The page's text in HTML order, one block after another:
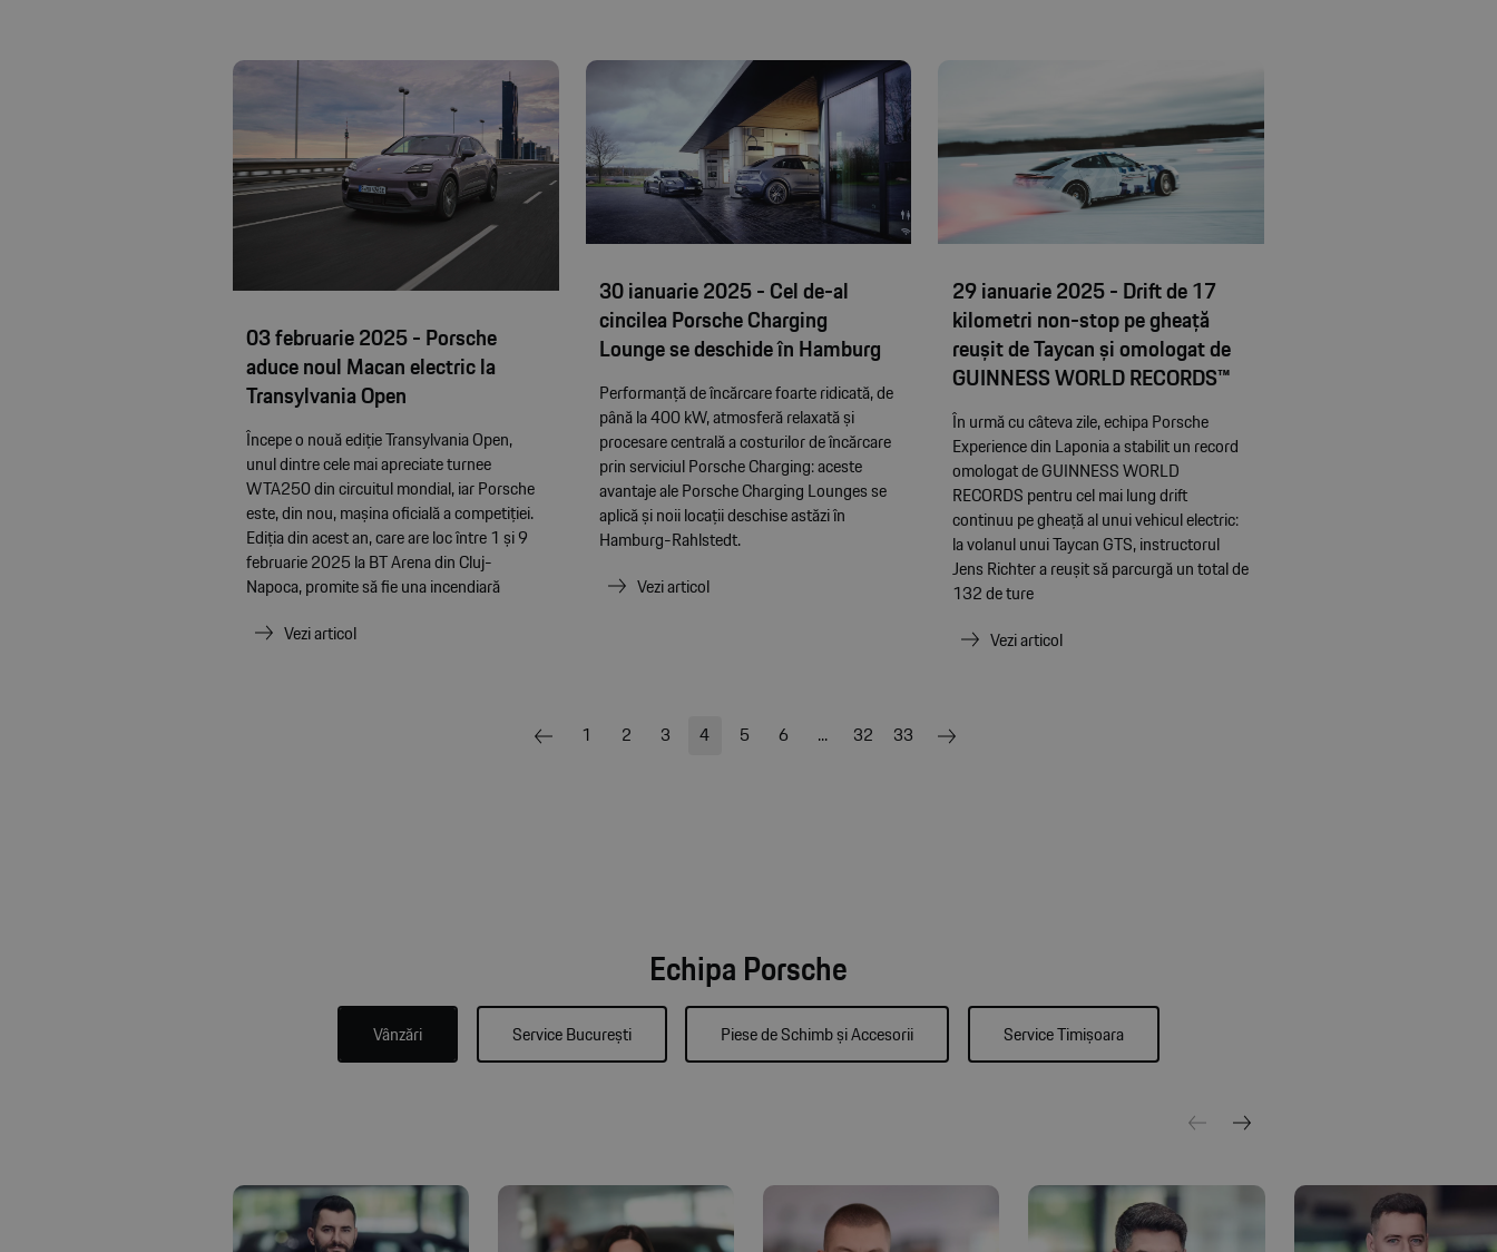
03 februarie 2025 - Porsche
aduce noul Macan electric la
Transylvania Open
Începe o nouă ediție Transylvania Open,
unul dintre cele mai apreciate turnee
WTA250 din circuitul mondial, iar Porsche
este, din nou, mașina oficială a competiției.
Ediția din acest an, care are loc între 1 și 9
februarie 2025 la BT Arena din Cluj-
Napoca, promite să fie una incendiară
Vezi articol
30 ianuarie 2025 - Cel de-al
cincilea Porsche Charging
Lounge se deschide în Hamburg
Performanță de încărcare foarte ridicată, de
până la 400 kW, atmosferă relaxată și
procesare centrală a costurilor de încărcare
prin serviciul Porsche Charging: aceste
avantaje ale Porsche Charging Lounges se
aplică și noii locații deschise astăzi în
Hamburg-Rahlstedt.
Vezi articol
29 ianuarie 2025 - Drift de 17
kilometri non-stop pe gheață
reușit de Taycan și omologat de
GUINNESS WORLD RECORDS™
În urmă cu câteva zile, echipa Porsche
Experience din Laponia a stabilit un record
omologat de GUINNESS WORLD
RECORDS pentru cel mai lung drift
continuu pe gheață al unui vehicul electric:
la volanul unui Taycan GTS, instructorul
Jens Richter a reușit să parcurgă un total de
132 de ture
Vezi articol
1 2 3 4 5 6 ... 32 33
Echipa Porsche
Vânzări Service București Piese de Schimb și Accesorii Service Timișoara